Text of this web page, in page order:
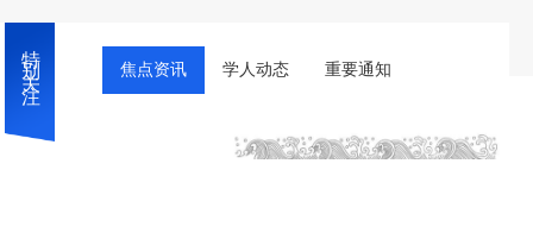
求才聚贤
政策法规
全球布局
服务事项
特别关注 焦点资讯 学人动态 重要通知